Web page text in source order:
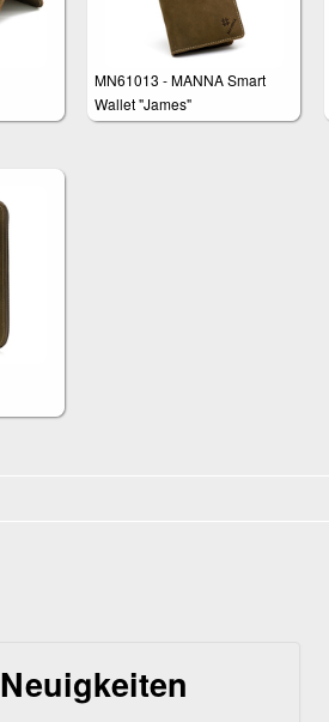
MN61013 - MANNA Smart
Wallet "James"
Neuigkeiten